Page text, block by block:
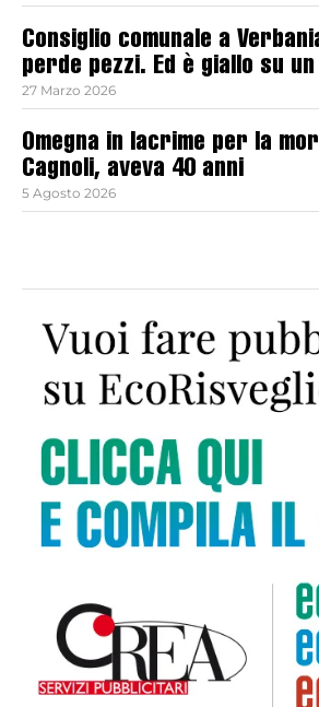
Consiglio comunale a
perde pezzi. Ed è giallo su
27 Marzo 2026
Omegna in lacrime per la
Cagnoli, aveva 40 anni
5 Agosto 2026